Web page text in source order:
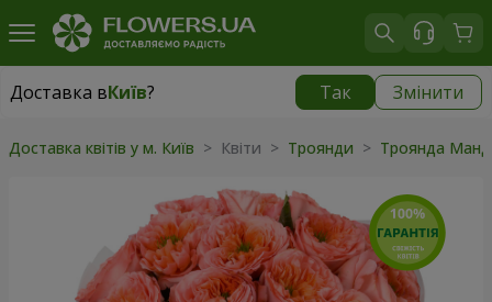
Доставка вКиїв? Так Змінити
Доставка вКиїв
Доставка квітів у м. Київ > Квіти > Троянди > Троянда